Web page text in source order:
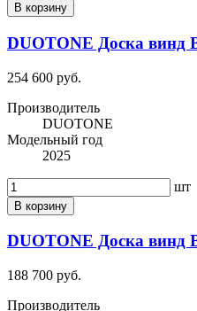
В корзину
DUOTONE Доска винд
254 600 руб.
Производитель
DUOTONE
Модельный год
2025
шт
В корзину
DUOTONE Доска винд
188 700 руб.
Производитель